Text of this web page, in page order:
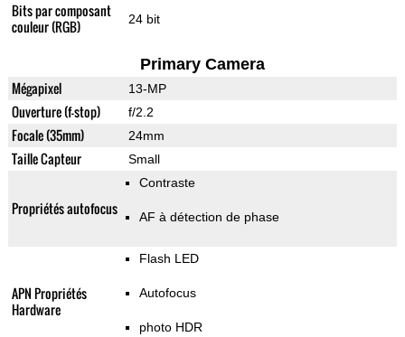
Bits par composant
couleur (RGB)
24 bit
Primary Camera
Mégapixel 13-MP
Ouverture (f-stop) f/2.2
Focale (35mm) 24mm
Taille Capteur Small
Propriétés autofocus
Contraste
AF à détection de phase
APN Propriétés
Hardware
Flash LED
Autofocus
photo HDR